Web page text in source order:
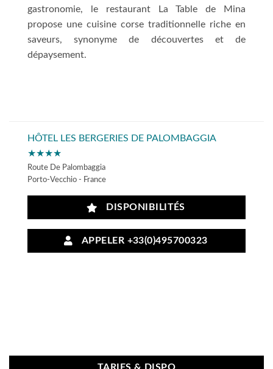
gastronomie, le restaurant La Table de Mina
propose une cuisine corse traditionnelle riche en
saveurs, synonyme de découvertes et de
dépaysement.
HÔTEL LES BERGERIES DE PALOMBAGGIA
★★★★
Route De Palombaggia
Porto-Vecchio - France
DISPONIBILITÉS
APPELER +33(0)495700323